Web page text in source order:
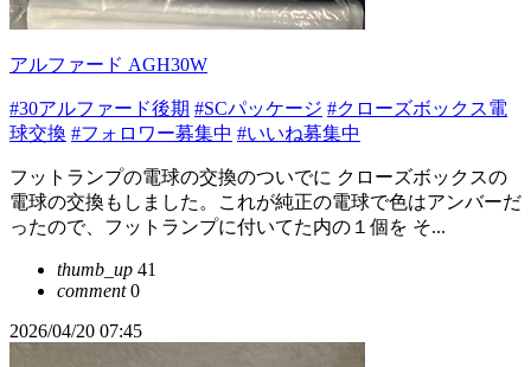
アルファード AGH30W
#30アルファード後期 #SCパッケージ #クローズボックス電
球交換 #フォロワー募集中 #いいね募集中
フットランプの電球の交換のついでに クローズボックスの
電球の交換もしました。これが純正の電球で色はアンバーだ
ったので、フットランプに付いてた内の１個を そ...
thumb_up 41
comment0
2026/04/20 07:45